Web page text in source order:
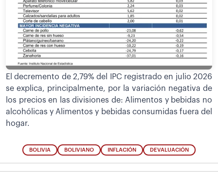
El decremento de 2,79% del IPC registrado en julio 2026
se explica, principalmente, por la variación negativa de
los precios en las divisiones de: Alimentos y bebidas no
alcohólicas y Alimentos y bebidas consumidas fuera del
hogar.
BOLIVIA BOLIVIANO INFLACIÓN DEVALUACIÓN